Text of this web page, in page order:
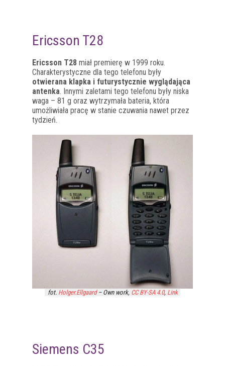
Ericsson T28
Ericsson T28 miał premierę w 1999 roku.
Charakterystyczne dla tego telefonu były
otwierana klapka i futurystycznie wyglądająca
antenka. Innymi zaletami tego telefonu były niska
waga – 81 g oraz wytrzymała bateria, która
umożliwiała pracę w stanie czuwania nawet przez
tydzień.
fot. Holger.Ellgaard– Own work, CC BY-SA 4.0, Link
Siemens C35